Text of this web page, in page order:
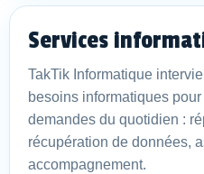
Services
TakTik Informatique
besoins informatiques
demandes du quotidien :
récupération de données,
accompagnement.